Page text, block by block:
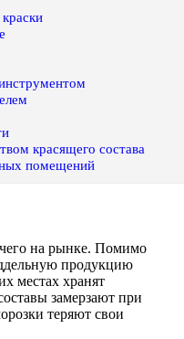
красящего состава
помещений
на рынке. Помимо
продукцию
местах хранят
замерзают при
теряют свои